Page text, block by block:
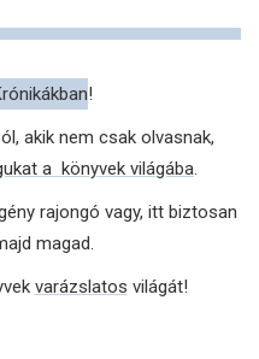
!
akik nem csak olvasnak,
a könyvek világába.
rajongó vagy, itt biztosan
magad.
varázslatos világát!